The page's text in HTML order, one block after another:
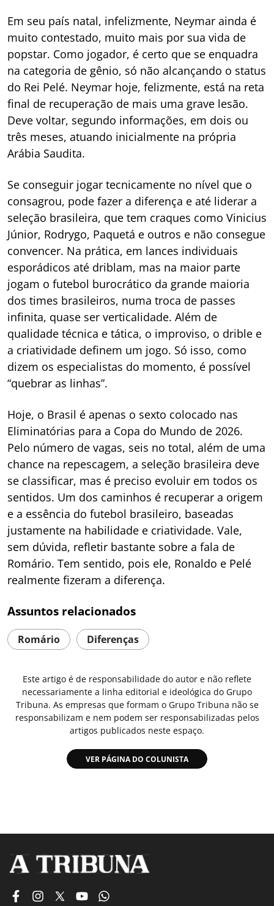
Em seu país natal, infelizmente, Neymar ainda é
muito contestado, muito mais por sua vida de
popstar. Como jogador, é certo que se enquadra
na categoria de gênio, só não alcançando o status
do Rei Pelé. Neymar hoje, felizmente, está na reta
final de recuperação de mais uma grave lesão.
Deve voltar, segundo informações, em dois ou
três meses, atuando inicialmente na própria
Arábia Saudita.
Se conseguir jogar tecnicamente no nível que o
consagrou, pode fazer a diferença e até liderar a
seleção brasileira, que tem craques como Vinicius
Júnior, Rodrygo, Paquetá e outros e não consegue
convencer. Na prática, em lances individuais
esporádicos até driblam, mas na maior parte
jogam o futebol burocrático da grande maioria
dos times brasileiros, numa troca de passes
infinita, quase ser verticalidade. Além de
qualidade técnica e tática, o improviso, o drible e
a criatividade definem um jogo. Só isso, como
dizem os especialistas do momento, é possível
“quebrar as linhas”.
Hoje, o Brasil é apenas o sexto colocado nas
Eliminatórias para a Copa do Mundo de 2026.
Pelo número de vagas, seis no total, além de uma
chance na repescagem, a seleção brasileira deve
se classificar, mas é preciso evoluir em todos os
sentidos. Um dos caminhos é recuperar a origem
e a essência do futebol brasileiro, baseadas
justamente na habilidade e criatividade. Vale,
sem dúvida, refletir bastante sobre a fala de
Romário. Tem sentido, pois ele, Ronaldo e Pelé
realmente fizeram a diferença.
Assuntos relacionados
Romário Diferenças
Este artigo é de responsabilidade do autor e não reflete
necessariamente a linha editorial e ideológica do Grupo
Tribuna. As empresas que formam o Grupo Tribuna não se
responsabilizam e nem podem ser responsabilizadas pelos
artigos publicados neste espaço.
VER PÁGINA DO COLUNISTA